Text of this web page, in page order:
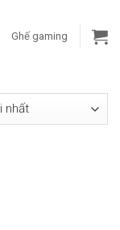
Ghế gaming